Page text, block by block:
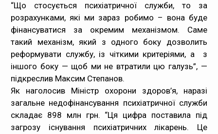
Контакти
Карта сайта
“Що стосується психіатричної служби, то за
розрахунками, які ми зараз робимо – вона буде
фінансуватися за окремим механізмом. Саме
такий механізм, який з одного боку дозволить
реформувати службу, із чіткими критеріями, а з
іншого боку — щоб ми не втратили цю галузь”, —
підкреслив Максим Степанов.
Як наголосив Міністр охорони здоров’я, наразі
загальне недофінансування психіатричної служби
складає 898 млн грн. “Ця цифра поставила під
загрозу існування психіатричних лікарень. Це